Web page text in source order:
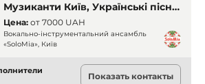
Музиканти Київ, Українські пісні,
Вокальний ансамбль, Професійні
співачки, Народні пісні
Цена: от 7000 UAH
Вокально-інструментальний ансамбль
«SoloMia», Київ
Показать контакты